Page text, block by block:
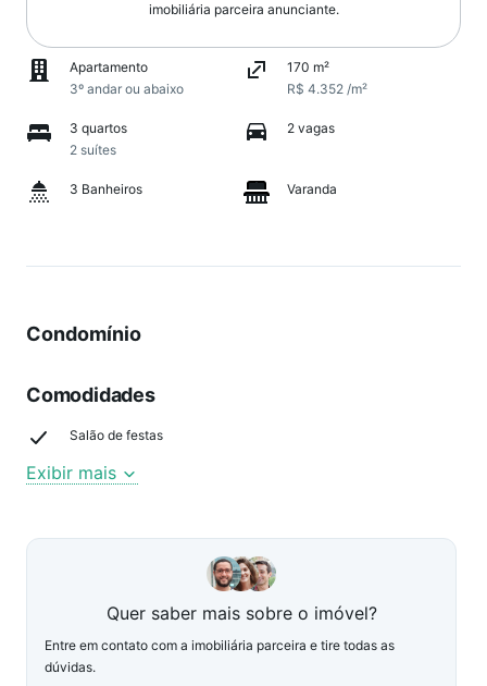
imobiliária parceira anunciante.
Apartamento
3º andar ou abaixo
170 m²
R$ 4.352 /m²
3 quartos
2 suítes
2 vagas
3 Banheiros Varanda
Condomínio
Comodidades
Salão de festas
Exibir mais
Quer saber mais sobre o imóvel?
Entre em contato com a imobiliária parceira e tire todas as
dúvidas.